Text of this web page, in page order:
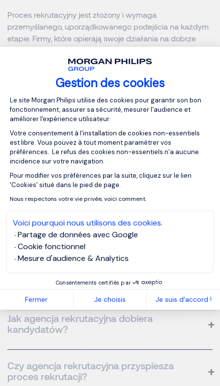
Gestion des cookies
Plateforme de Gestion du
Le site Morgan Philips utilise des cookies pour garantir son bon
fonctionnement, assurer sa sécurité, mesurer l'audience et
améliorer l'expérience utilisateur.
Votre consentement à l'installation de cookies non-essentiels
est libre. Vous pouvez à tout moment paramétrer vos
préférences. Le refus des cookies non-essentiels n’a aucune
incidence sur votre navigation.
Pour modifier vos préférences par la suite, cliquez sur le lien
'Cookies' situé dans le pied de page.
Nous respectons votre vie privée, voici comment.
Voici pourquoi nous utilisons des cookies.
Partage de données avec Google
Cookie fonctionnel
Mesure d'audience & Analytics
Consentements certifiés par
Fermer Je choisis Je suis d'accord !
Axeptio consent
Proces rekrutacyjny jest złożony i wymaga
przemyślanego, uporządkowanego podejścia na każdym
etapie. Firmy, które opierają swoje działania na dobrze
zaplanowanych i konsekwentnie realizowanych
procesach rekrutacyjnych, osiągają znacznie lepsze
dopasowanie kandydatów do potrzeb organizacji.
Przekłada się to nie tylko na wyższą skuteczność
zatrudnienia, ale także na większe zaangażowanie
pracowników i ich dłuższą obecność w firmie. Inwestycja
w profesjonalnie prowadzony proces rekrutacyjny
pozwala przyciągać najlepiej dopasowane talenty,
wspiera rozwój organizacji oraz buduje stabilne,
efektywne zespoły.
Często zadawane pytania
Czym zajmuje się agencja rekrutacyjna?
rekrutacyjnej?
Jak agencja rekrutacyjna dobiera
kandydatów?
Czy agencja rekrutacyjna przyspiesza
proces rekrutacji?